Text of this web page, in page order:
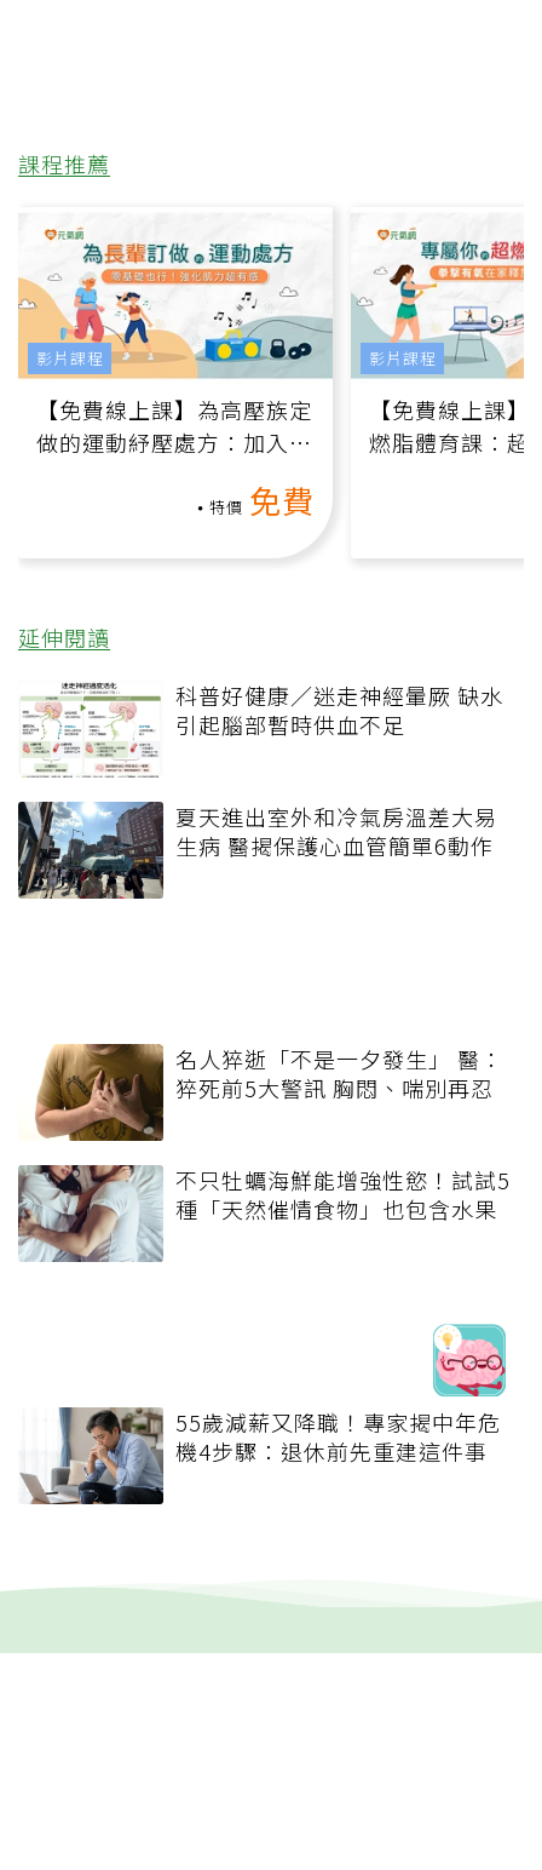
課程推薦
【免費線上課】為高壓族定
做的運動紓壓處方：加入行
特價 免費
影片課程
【免費線上課
燃脂體育課：超
影片課程
延伸閱讀
科普好健康／迷走神經暈厥 缺水
引起腦部暫時供血不足
夏天進出室外和冷氣房溫差大易
生病 醫揭保護心血管簡單6動作
名人猝逝「不是一夕發生」 醫：
猝死前5大警訊 胸悶、喘別再忍
不只牡蠣海鮮能增強性慾！試試5
種「天然催情食物」也包含水果
55歲減薪又降職！專家揭中年危
機4步驟：退休前先重建這件事